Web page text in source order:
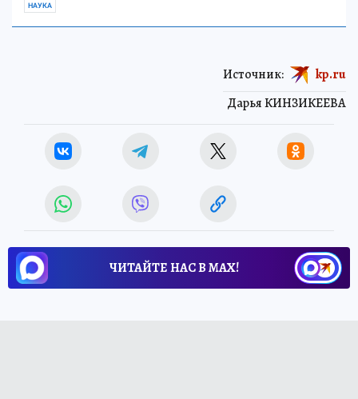
НАУКА
Дарья КИНЗИКЕЕВА
Источник: kp.ru
ЧИТАЙТЕ НАС В МАХ!